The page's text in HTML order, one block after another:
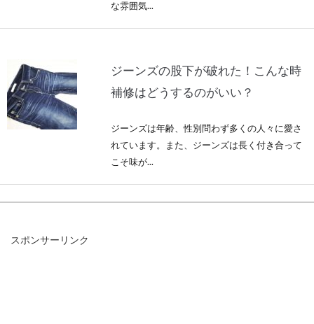
な雰囲気...
ジーンズの股下が破れた！こんな時
補修はどうするのがいい？
ジーンズは年齢、性別問わず多くの人々に愛さ
れています。また、ジーンズは長く付き合って
こそ味が...
スポンサーリンク